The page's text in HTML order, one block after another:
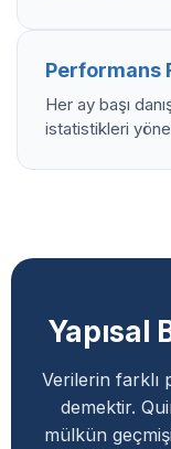
Performans
Her ay başı
istatistikleri
Yapısal
Verilerin farklı
demektir.
mülkün